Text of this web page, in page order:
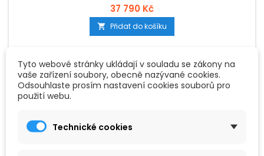
37 790 Kč
 Přidat do košíku
Tyto webové stránky ukládají v souladu se zákony na
vaše zařízení soubory, obecně nazývané cookies.
Odsouhlaste prosím nastavení cookies souborů pro
použití webu.
Technické cookies